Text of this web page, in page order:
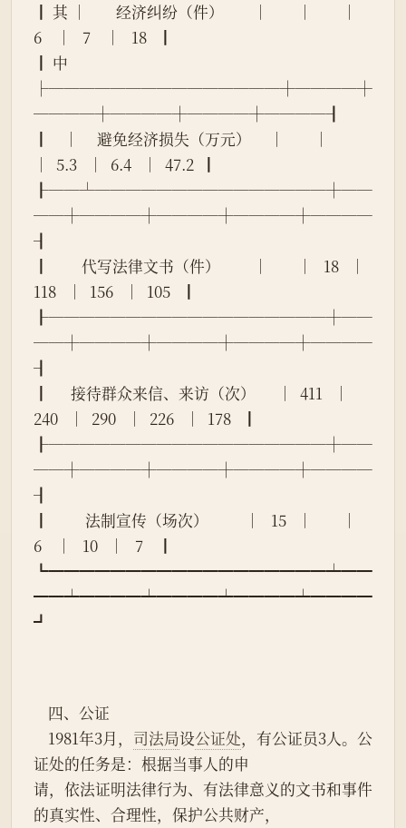
┃ 其 │        经济纠纷（件）        │        │        │
6    │   7    │   18   ┃
┃ 中
├───────────────┼────┼
────┼────┼────┼────┨
┃    │     避免经济损失（万元）     │        │
│  5.3   │  6.4   │  47.2  ┃
┠──┴───────────────┼──
──┼────┼────┼────┼────
┨
┃         代写法律文书（件）         │        │   18   │
118   │  156   │  105   ┃
┠──────────────────┼──
──┼────┼────┼────┼────
┨
┃      接待群众来信、来访（次）      │  411   │
240   │  290   │  226   │  178   ┃
┠──────────────────┼──
──┼────┼────┼────┼────
┨
┃          法制宣传（场次）          │   15   │        │
6    │   10   │   7    ┃
┗━━━━━━━━━━━━━━━━━━┷━━
━━┷━━━━┷━━━━┷━━━━┷━━━━
┛
    四、公证
    1981年3月，
司法局设公证处，有公证员3人。公
证处的任务是：根据当事人的申
请，依法证明法律行为、有法律意义的文书和事件
的真实性、合理性，保护公共财产，